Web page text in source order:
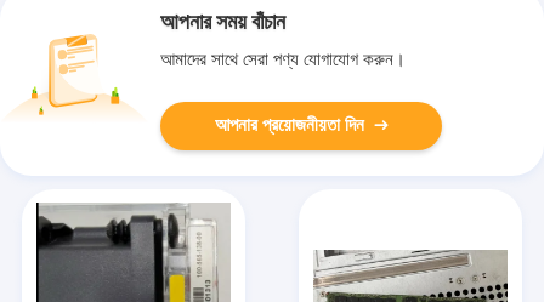
আপনার সময় বাঁচান
আমাদের সাথে সেরা পণ্য যোগাযোগ করুন।
আপনার প্রয়োজনীয়তা দিন